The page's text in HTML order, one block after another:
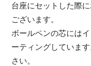
台座にセットした際
ございます。
ボールペンの芯には
ーティングしていま
さい。